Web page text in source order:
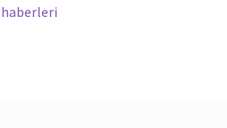
gezinmesi
yazı:
haberleri